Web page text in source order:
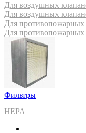
Для воздушных
Для воздушных
Для противопожарных
Для противопожарных
Фильтры
HEPA